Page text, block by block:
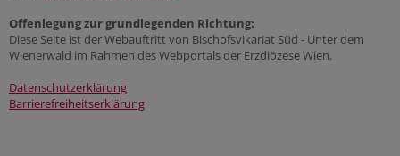
Offenlegung zur grundlegenden Richtung:
Diese Seite ist der Webauftritt von Bischofsvikariat Süd - Unter dem
Wienerwald im Rahmen des Webportals der Erzdiözese Wien.
Datenschutzerklärung
Barrierefreiheitserklärung